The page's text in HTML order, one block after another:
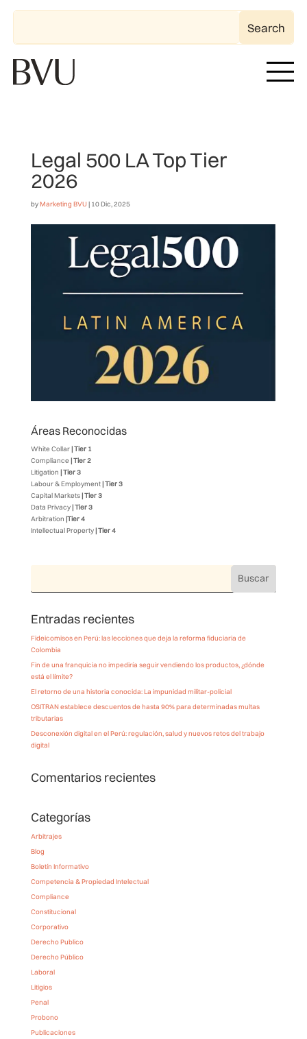
Legal 500 LA Top Tier
2026
byMarketing BVU | 10 Dic, 2025
Áreas Reconocidas
White Collar| Tier 1
Compliance | Tier 2
Litigation | Tier 3
Labour & Employment| Tier 3
Capital Markets| Tier 3
Data Privacy| Tier 3
Arbitration |Tier 4
Intellectual Property| Tier 4
Entradas recientes
Fideicomisos en Perú: las lecciones que deja la reforma fiduciaria de
Colombia
Fin de una franquicia no impediría seguir vendiendo los productos, ¿dónde
está el límite?
El retorno de una historia conocida: La impunidad militar-policial
OSITRAN establece descuentos de hasta 90% para determinadas multas
tributarias
Desconexión digital en el Perú: regulación, salud y nuevos retos del trabajo
digital
Comentarios recientes
Categorías
Arbitrajes
Blog
Boletín Informativo
Competencia & Propiedad Intelectual
Compliance
Constitucional
Corporativo
Derecho Publico
Derecho Público
Laboral
Litigios
Penal
Probono
Publicaciones